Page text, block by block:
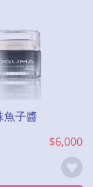
魚子醬
$6,000